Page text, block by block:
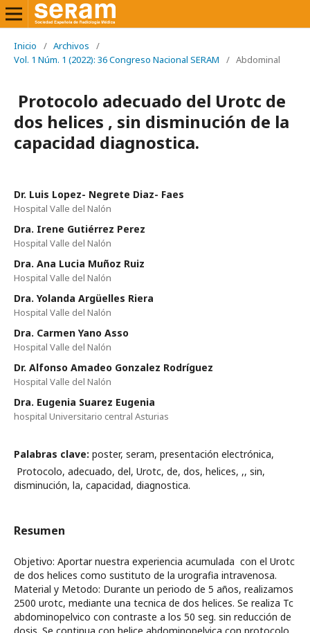
Inicio / Archivos
/
Vol. 1 Núm. 1 (2022): 36 Congreso Nacional SERAM
/ Abdominal
Protocolo adecuado del Urotc de
dos helices , sin disminución de la
capacidad diagnostica.
Dr. Luis Lopez- Negrete Diaz- Faes
Hospital Valle del Nalón
Dra. Irene Gutiérrez Perez
Hospital Valle del Nalón
Dra. Ana Lucia Muñoz Ruiz
Hospital Valle del Nalón
Dra. Yolanda Argüelles Riera
Hospital Valle del Nalón
Dra. Carmen Yano Asso
Hospital Valle del Nalón
Dr. Alfonso Amadeo Gonzalez Rodríguez
Hospital Valle del Nalón
Dra. Eugenia Suarez Eugenia
hospital Universitario central Asturias
Palabras clave: poster, seram, presentación electrónica,
Protocolo, adecuado, del, Urotc, de, dos, helices, ,, sin,
disminución, la, capacidad, diagnostica.
Resumen
Objetivo: Aportar nuestra experiencia acumulada con el Urotc
de dos helices como sustituto de la urografia intravenosa.
Material y Metodo: Durante un periodo de 5 años, realizamos
2500 urotc, mediante una tecnica de dos helices. Se realiza Tc
abdominopelvico con contraste a los 50 seg. sin reducción de